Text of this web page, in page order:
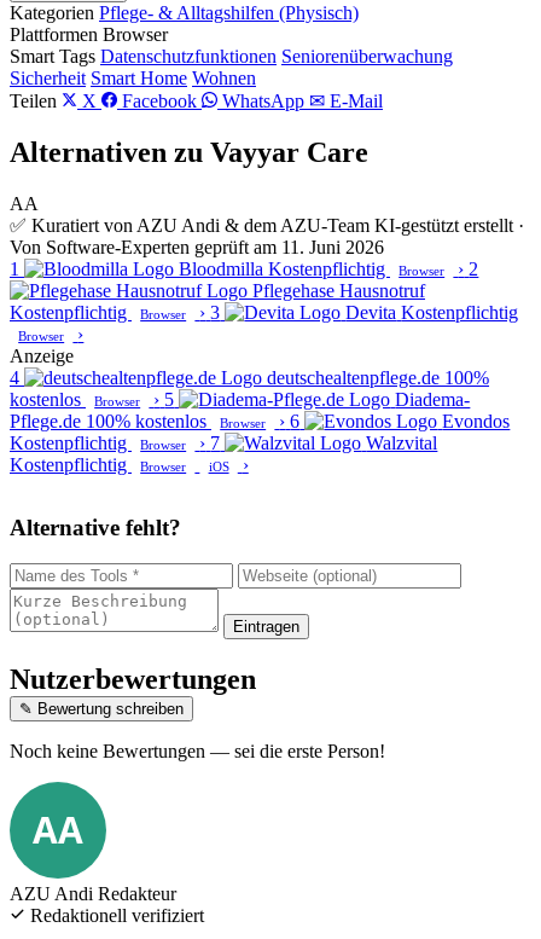
Kategorien Pflege- & Alltagshilfen (Physisch)
Plattformen Browser
Smart Tags Datenschutzfunktionen Seniorenüberwachung
Sicherheit Smart Home Wohnen
Teilen
X Facebook WhatsApp ✉ E-Mail
Alternativen zu Vayyar Care
AA
✅ Kuratiert von AZU Andi & dem AZU-Team KI-gestützt erstellt ·
Von Software-Experten geprüft am 11. Juni 2026
1
Bloodmilla Kostenpflichtig Browser › 2
Pflegehase Hausnotruf
Kostenpflichtig
Browser › 3 Devita Kostenpflichtig
Browser
›
Anzeige
4
deutschealtenpflege.de 100%
kostenlos
Browser › 5
Diadema-
Pflege.de 100% kostenlos Browser › 6
Evondos
Kostenpflichtig
Browser › 7
Walzvital
Kostenpflichtig
Browser iOS ›
Alternative fehlt?
Eintragen
Nutzerbewertungen
✎ Bewertung schreiben
Noch keine Bewertungen — sei die erste Person!
AA
AZU Andi Redakteur
Redaktionell verifiziert